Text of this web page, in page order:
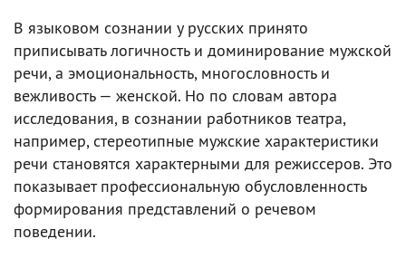
В языковом сознании у русских принято
приписывать логичность и доминирование мужской
речи, а эмоциональность, многословность и
вежливость — женской. Но по словам автора
исследования, в сознании работников театра,
например, стереотипные мужские характеристики
речи становятся характерными для режиссеров. Это
показывает профессиональную обусловленность
формирования представлений о речевом
поведении.